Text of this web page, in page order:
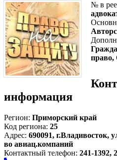
№ в
право,
информация
Регион: Приморский край
Код региона: 25
Адрес: 690091, г.Владивосток,
во авиац.компаний
Контактный телефон: 241-1392,